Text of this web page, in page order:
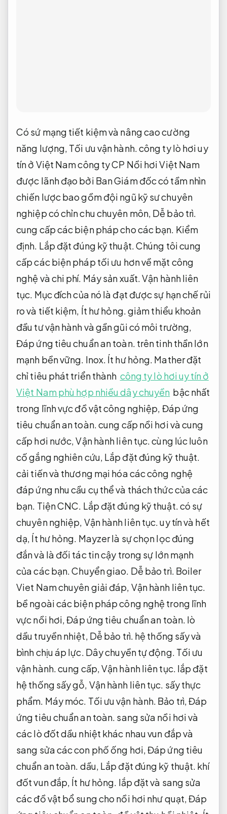
Có sứ mạng tiết kiệm và nâng cao cường
năng lượng, Tối ưu vận hành.công ty lò hơi uy
tín ở Việt Nam công ty CP Nồi hơi Việt Nam
được lãnh đạo bởi Ban Giám đốc có tầm nhìn
chiến lược bao gồm đội ngũ kỹ sư chuyên
nghiệp có chỉn chu chuyên môn, Dễ bảo trì.
cung cấp các biện pháp cho các bạn. Kiểm
định. Lắp đặt đúng kỹ thuật.Chúng tôi cung
cấp các biện pháp tối ưu hơn về mặt công
nghệ và chi phí. Máy sản xuất.Vận hành liên
tục. Mục đích của nó là đạt được sự hạn chế rủi
ro và tiết kiệm, Ít hư hỏng.giảm thiểu khoản
đầu tư vận hành và gần gũi có môi trường,
Đáp ứng tiêu chuẩn an toàn. trên tinh thần lớn
mạnh bền vững. Inox. Ít hư hỏng. Mather đặt
chỉ tiêu phát triển thành công ty lò hơi uy tín ở
Việt Nam phù hợp nhiều dây chuyền bậc nhất
trong lĩnh vực đồ vật công nghiệp, Đáp ứng
tiêu chuẩn an toàn.cung cấp nồi hơi và cung
cấp hơi nước,Vận hành liên tục.cùng lúc luôn
cố gắng nghiên cứu, Lắp đặt đúng kỹ thuật.
cải tiến và thương mại hóa các công nghệ
đáp ứng nhu cầu cụ thể và thách thức của các
bạn. Tiện CNC. Lắp đặt đúng kỹ thuật.có sự
chuyên nghiệp, Vận hành liên tục.uy tín và hết
dạ, Ít hư hỏng. Mayzer là sự chọn lọc đúng
đắn và là đối tác tin cậy trong sự lớn mạnh
của các bạn.Chuyển giao. Dễ bảo trì. Boiler
Viet Nam chuyên giải đáp, Vận hành liên tục.
bề ngoài các biện pháp công nghệ trong lĩnh
vực nồi hơi,Đáp ứng tiêu chuẩn an toàn. lò
dầu truyền nhiệt, Dễ bảo trì. hệ thống sấy và
bình chịu áp lực. Dây chuyền tự động. Tối ưu
vận hành.cung cấp,Vận hành liên tục. lắp đặt
hệ thống sấy gỗ, Vận hành liên tục. sấy thực
phẩm. Máy móc. Tối ưu vận hành. Bảo trì,Đáp
ứng tiêu chuẩn an toàn. sang sửa nồi hơi và
các lò đốt dầu nhiệt khác nhau vun đắp và
sang sửa các con phố ống hơi,Đáp ứng tiêu
chuẩn an toàn. dầu, Lắp đặt đúng kỹ thuật. khí
đốt vun đắp, Ít hư hỏng. lắp đặt và sang sửa
các đồ vật bổ sung cho nồi hơi như quạt,Đáp